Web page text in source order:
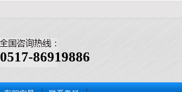
0517-86919886